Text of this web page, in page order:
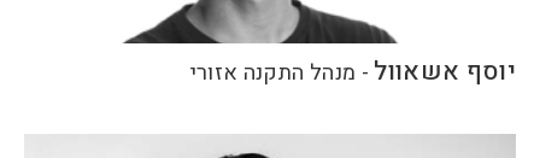
יוסף אשאוול - מנהל התקנה אזורי